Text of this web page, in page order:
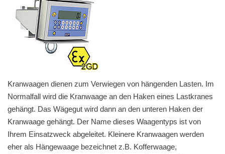
Kranwaagen dienen zum Verwiegen von hängenden Lasten. Im
Normalfall wird die Kranwaage an den Haken eines Lastkranes
gehängt. Das Wägegut wird dann an den unteren Haken der
Kranwaage gehängt. Der Name dieses Waagentyps ist von
Ihrem Einsatzweck abgeleitet. Kleinere Kranwaagen werden
eher als Hängewaage bezeichnet z.B. Kofferwaage,